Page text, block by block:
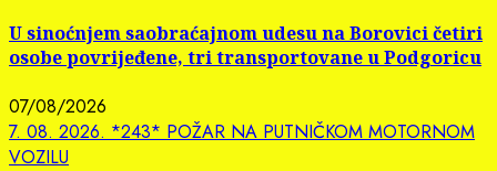
U sinoćnjem saobraćajnom udesu na Borovici četiri
osobe povrijeđene, tri transportovane u Podgoricu
07/08/2026
7. 08. 2026. *243* POŽAR NA PUTNIČKOM MOTORNOM
VOZILU